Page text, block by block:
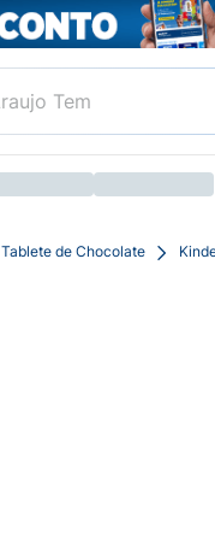
Tablete de Chocolate